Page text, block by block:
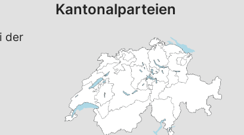
der
Kantonalparteien